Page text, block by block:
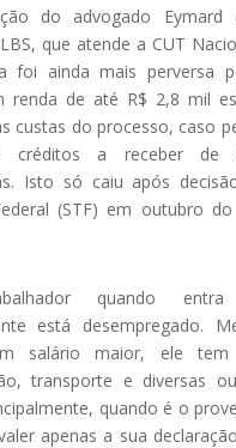
do advogado Eymard
que atende a CUT
foi ainda mais perversa
renda de até R$ 2,8 mil
custas do processo, caso
créditos a receber de
Isto só caiu após
(STF) em outubro
quando
está desempregado.
salário maior, ele tem
transporte e diversas
quando é o
apenas a sua